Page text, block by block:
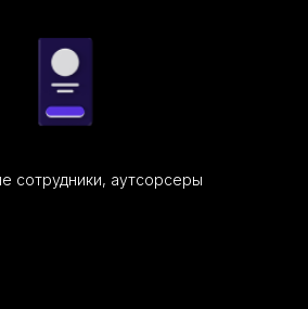
сотрудники, аутсорсеры